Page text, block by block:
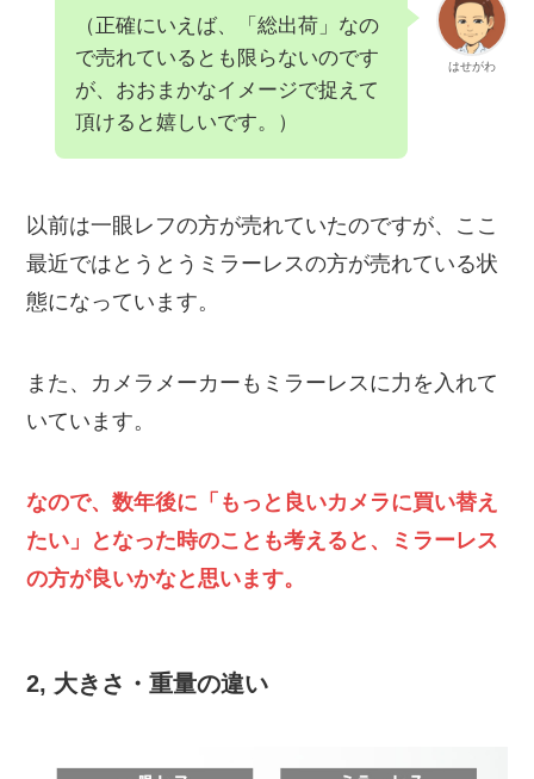
はせがわ
（正確にいえば、「総出荷」なの
で売れているとも限らないのです
が、おおまかなイメージで捉えて
頂けると嬉しいです。）
以前は一眼レフの方が売れていたのですが、ここ
最近ではとうとうミラーレスの方が売れている状
態になっています。
また、カメラメーカーもミラーレスに力を入れて
いています。
なので、数年後に「もっと良いカメラに買い替え
たい」となった時のことも考えると、ミラーレス
の方が良いかなと思います。
2, 大きさ・重量の違い